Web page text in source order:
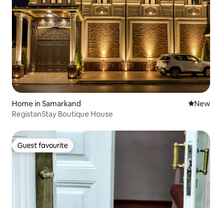
Home in Samarkand New
New
RegistanStay Boutique House
Guest favourite
Guest favourite